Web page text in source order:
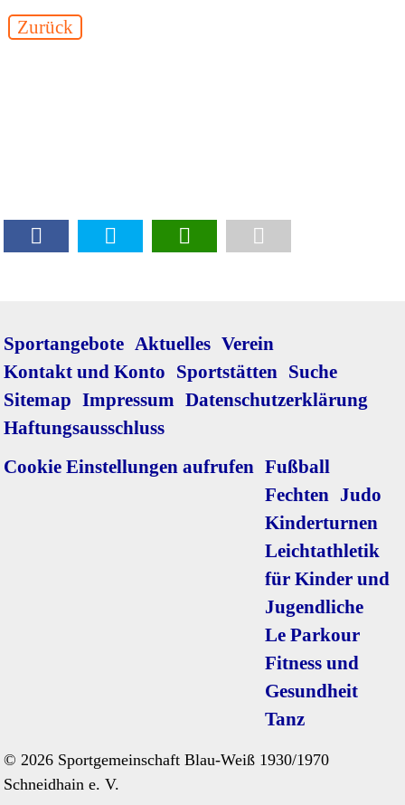
Zurück
Navigation
überspringen
Sportangebote Aktuelles Verein
Kontakt und Konto Sportstätten Suche
Sitemap Impressum Datenschutzerklärung
Haftungsausschluss
Cookie Einstellungen aufrufen Navigation
überspringen
Fußball
Fechten Judo
Kinderturnen
Leichtathletik
für Kinder und
Jugendliche
Le Parkour
Fitness und
Gesundheit
Tanz
© 2026 Sportgemeinschaft Blau-Weiß 1930/1970
Schneidhain e. V.